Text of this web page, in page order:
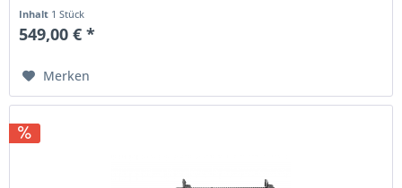
Inhalt 1 Stück
549,00 € *
Merken